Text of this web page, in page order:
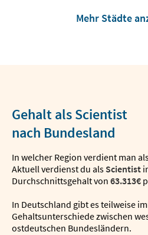
Mehr Städte
Gehalt als Scientist
nach Bundesland
In welcher Region verdient man
Aktuell verdienst du als Scientist
Durchschnittsgehalt von 63.313€
In Deutschland gibt es teilweise
Gehaltsunterschiede zwischen
ostdeutschen Bundesländern.